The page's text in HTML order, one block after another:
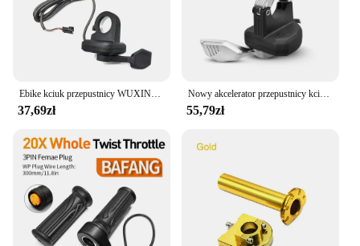
to your clients, the throtle vlcd5 is a reliable and
adaptable solution for all your throttle control
37,69zł
Nowy akcelerator przepustnicy kciuka z wodoodpornym złączem żeńskim 3PIN do Ebike kompatybilny z zestawami silnikiem BAFANG
55,79zł